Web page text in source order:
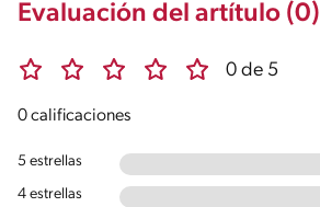
Evaluación del artítulo (0)
0 de 5
0 calificaciones
5 estrellas
4 estrellas